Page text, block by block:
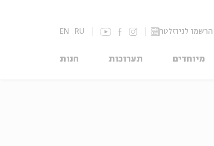
הרשמו לניוזלטר EN RU
מיוחדים תערוכות חנות